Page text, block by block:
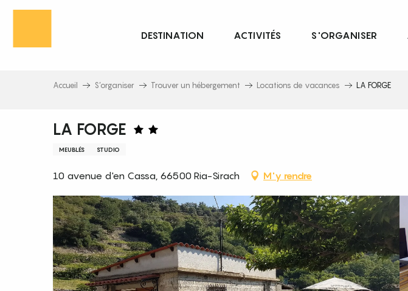
Aller
principal
DESTINATION ACTIVITÉS S'ORGANISER
Accueil S’organiser Trouver un hébergement Locations de vacances LA FORGE
LA FORGE
MEUBLÉS STUDIO
10 avenue d'en Cassa, 66500 Ria-Sirach M'y rendre